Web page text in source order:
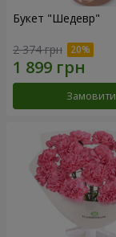
Букет "Шедевр"
2 374 грн
Замовити